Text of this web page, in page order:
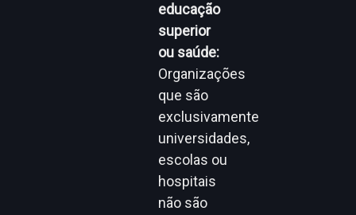
educação
superior
ou saúde:
Organizações
que são
exclusivamente
universidades,
escolas ou
hospitais
não são